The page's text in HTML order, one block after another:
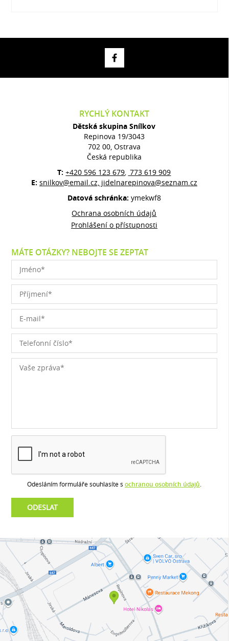
RYCHLÝ KONTAKT
Dětská skupina Snílkov
Repinova 19/3043
702 00, Ostrava
Česká republika
T:+420 596 123 679, 773 619 909
E: snilkov@email.cz, jidelnarepinova@seznam.cz
Datová schránka: ymekwf8
Ochrana osobních údajů
Prohlášení o přístupnosti
MÁTE OTÁZKY? NEBOJTE SE ZEPTAT
Odesláním formuláře souhlasíte s ochranou osobních údajů